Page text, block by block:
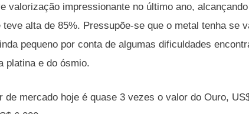
valorização impressionante no último ano,
teve alta de 85%. Pressupõe-se que o metal tenha se
pequeno por conta de algumas dificuldades
platina e do ósmio.
de mercado hoje é quase 3 vezes o valor do Ouro,